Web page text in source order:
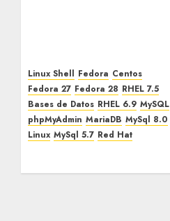
Linux Shell Fedora Centos
Fedora 27 Fedora 28 RHEL 7.5
Bases de Datos RHEL 6.9 MySQL
phpMyAdmin MariaDB MySql 8.0
Linux MySql 5.7 Red Hat